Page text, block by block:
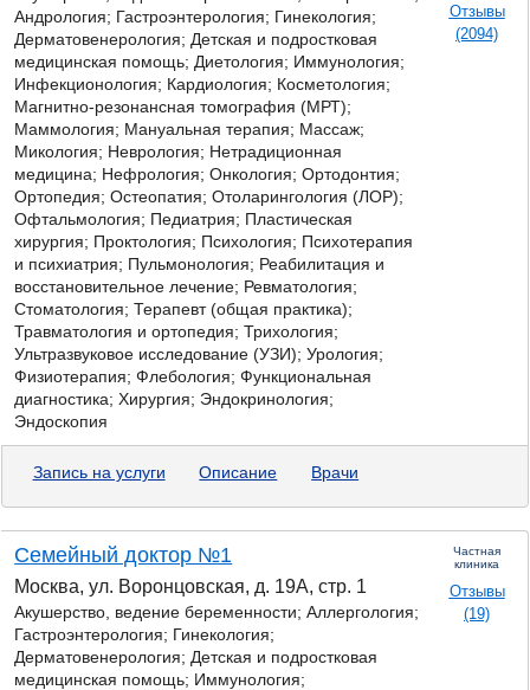
Андрология; Гастроэнтерология; Гинекология;
Дерматовенерология; Детская и подростковая
медицинская помощь; Диетология; Иммунология;
Инфекционология; Кардиология; Косметология;
Магнитно-резонансная томография (МРТ);
Маммология; Мануальная терапия; Массаж;
Микология; Неврология; Нетрадиционная
медицина; Нефрология; Онкология; Ортодонтия;
Ортопедия; Остеопатия; Отоларингология (ЛОР);
Офтальмология; Педиатрия; Пластическая
хирургия; Проктология; Психология; Психотерапия
и психиатрия; Пульмонология; Реабилитация и
восстановительное лечение; Ревматология;
Стоматология; Терапевт (общая практика);
Травматология и ортопедия; Трихология;
Ультразвуковое исследование (УЗИ); Урология;
Физиотерапия; Флебология; Функциональная
диагностика; Хирургия; Эндокринология;
Эндоскопия
Отзывы
(2094)
Запись на услуги Описание Врачи
Семейный доктор №1
Москва, ул. Воронцовская, д. 19А, стр. 1
Акушерство, ведение беременности; Аллергология;
Гастроэнтерология; Гинекология;
Дерматовенерология; Детская и подростковая
медицинская помощь; Иммунология;
Частная
клиника
Отзывы
(19)